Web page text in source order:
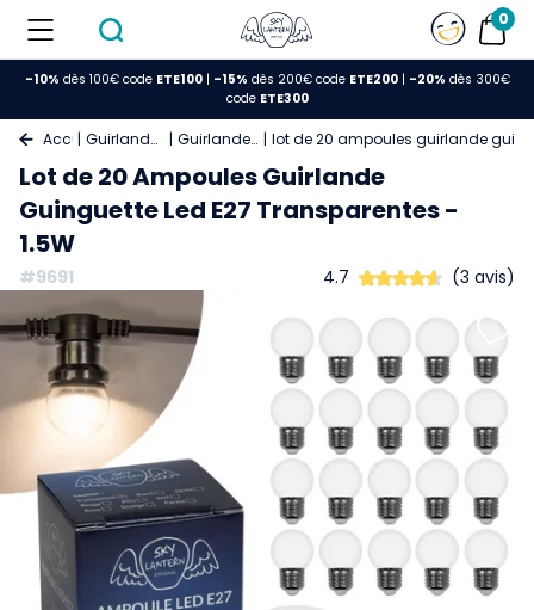
0
-10% dès 100€ code ETE100| -15% dès 200€ code ETE200| -20% dès 300€
code ETE300
Accueil Guirlande Lumineuse Guirlande Guinguette lot de 20 ampoules guirlande
Lot de 20 Ampoules Guirlande
Guinguette Led E27 Transparentes -
1.5W
#9691 4.7 (3 avis)